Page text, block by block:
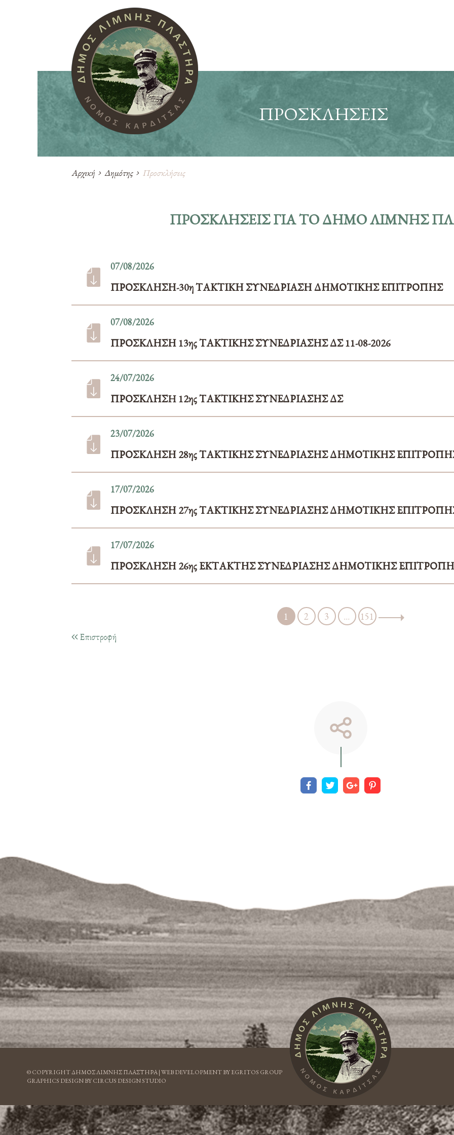
ΠΡΟΣΚΛΉΣΕΙΣ
Αρχική Δημότης Προσκλήσεις
ΠΡΟΣΚΛΉΣΕΙΣ ΓΙΑ ΤΟ ΔΗΜΟ ΛΙΜΝΗΣ
07/08/2026
ΠΡΟΣΚΛΗΣΗ-30η ΤΑΚΤΙΚΗ ΣΥΝΕΔΡΙΑΣΗ ΔΗΜΟΤΙΚΗΣ ΕΠΙΤΡΟΠΗΣ
07/08/2026
ΠΡΟΣΚΛΗΣΗ 13ης ΤΑΚΤΙΚΗΣ ΣΥΝΕΔΡΙΑΣΗΣ ΔΣ 11-08-2026
24/07/2026
ΠΡΟΣΚΛΗΣH 12ης ΤΑΚΤΙΚΗΣ ΣΥΝΕΔΡΙΑΣΗΣ ΔΣ
23/07/2026
ΠΡΟΣΚΛΗΣΗ 28ης ΤΑΚΤΙΚΗΣ ΣΥΝΕΔΡΙΑΣΗΣ ΔΗΜΟΤΙΚΗΣ
17/07/2026
ΠΡΟΣΚΛΗΣΗ 27ης ΤΑΚΤΙΚΗΣ ΣΥΝΕΔΡΙΑΣΗΣ ΔΗΜΟΤΙΚΗΣ
17/07/2026
ΠΡΟΣΚΛΗΣΗ 26ης ΕΚΤΑΚΤΗΣ ΣΥΝΕΔΡΙΑΣΗΣ ΔΗΜΟΤΙΚΗΣ
1 2 3 …
151
Επιστροφή
© COPYRIGHT ΔΗΜΟΣ ΛΙΜΝΗΣ ΠΛΑΣΤΗΡΑ |WEB DEVELOPMENT BY EGRITOS GROUP
GRAPHICS DESIGN BY CIRCUS DESIGN STUDIO